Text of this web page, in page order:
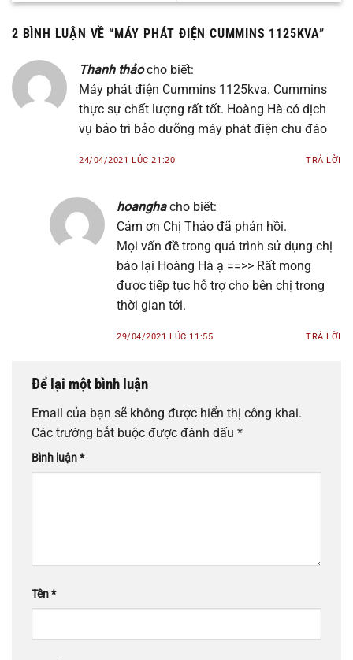
2 BÌNH LUẬN VỀ “ MÁY PHÁT ĐIỆN CUMMINS 1125KVA”
Thanh thảo cho biết:
Máy phát điện Cummins 1125kva. Cummins
thực sự chất lượng rất tốt. Hoàng Hà có dịch
vụ bảo trì bảo dưỡng máy phát điện chu đáo
24/04/2021 LÚC 21:20 TRẢ LỜI
hoangha cho biết:
Cảm ơn Chị Thảo đã phản hồi.
Mọi vấn đề trong quá trình sử dụng chị
báo lại Hoàng Hà ạ ==>> Rất mong
được tiếp tục hỗ trợ cho bên chị trong
thời gian tới.
29/04/2021 LÚC 11:55 TRẢ LỜI
Để lại một bình luận
Email của bạn sẽ không được hiển thị công khai.
Các trường bắt buộc được đánh dấu *
Bình luận*
Tên*